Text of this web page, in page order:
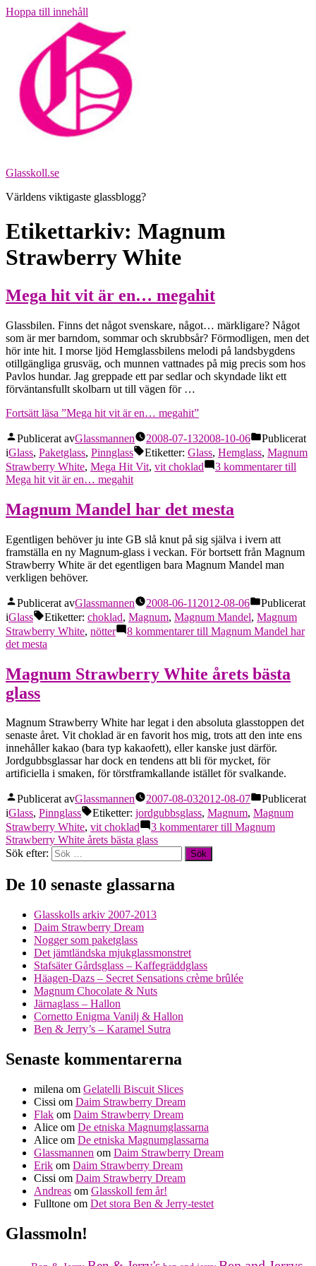
Hoppa till innehåll
Glasskoll.se
Världens viktigaste glassblogg?
Etikettarkiv: Magnum
Strawberry White
Mega hit vit är en… megahit
Glassbilen. Finns det något svenskare, något… märkligare? Något
som är mer barndom, sommar och skrubbsår? Förmodligen, men det
hör inte hit. I morse ljöd Hemglassbilens melodi på landsbygdens
otillgängliga grusväg, och munnen vattnades på mig precis som hos
Pavlos hundar. Jag greppade ett par sedlar och skyndade likt ett
förväntansfullt skolbarn ut till vägen för …
Fortsätt läsa ”Mega hit vit är en… megahit”
Publicerat avGlassmannen 2008-07-132008-10-06
Publicerat
iGlass, Paketglass, Pinnglass Etiketter: Glass, Hemglass, Magnum
Strawberry White, Mega Hit Vit, vit choklad 3 kommentarertill
Mega hit vit är en… megahit
Magnum Mandel har det mesta
Egentligen behöver ju inte GB slå knut på sig själva i ivern att
framställa en ny Magnum-glass i veckan. För bortsett från Magnum
Strawberry White är det egentligen bara Magnum Mandel man
verkligen behöver.
Publicerat avGlassmannen 2008-06-11 2012-08-06
Publicerat
iGlass Etiketter: choklad, Magnum, Magnum Mandel, Magnum
Strawberry White, nötter 8 kommentarertill Magnum Mandel har
det mesta
Magnum Strawberry White årets bästa
glass
Magnum Strawberry White har legat i den absoluta glasstoppen det
senaste året. Vit choklad är en favorit hos mig, trots att den inte ens
innehåller kakao (bara typ kakaofett), eller kanske just därför.
Jordgubbsglassar har dock en tendens att bli för mycket, för
artificiella i smaken, för törstframkallande istället för svalkande.
Publicerat avGlassmannen 2007-08-032012-08-07
Publicerat
iGlass, Pinnglass Etiketter: jordgubbsglass, Magnum, Magnum
Strawberry White, vit choklad 3 kommentarertill Magnum
Strawberry White årets bästa glass
Sök efter:
De 10 senaste glassarna
Glasskolls arkiv 2007-2013
Daim Strawberry Dream
Nogger som paketglass
Det jämtländska mjukglassmonstret
Stafsäter Gårdsglass – Kaffegräddglass
Häagen-Dazs – Secret Sensations crème brûlée
Magnum Chocolate & Nuts
Järnaglass – Hallon
Cornetto Enigma Vanilj & Hallon
Ben & Jerry’s – Karamel Sutra
Senaste kommentarerna
milena om Gelatelli Biscuit Slices
Cissi om Daim Strawberry Dream
Flak om Daim Strawberry Dream
Alice om De etniska Magnumglassarna
Alice om De etniska Magnumglassarna
Glassmannen om Daim Strawberry Dream
Erik om Daim Strawberry Dream
Cissi om Daim Strawberry Dream
Andreas om Glasskoll fem år!
Fulltone om Det stora Ben & Jerry-testet
Glassmoln!